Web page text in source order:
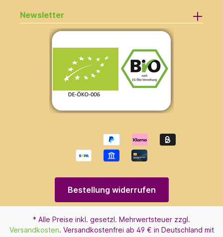
Newsletter
Bestellung widerrufen
* Alle Preise inkl. gesetzl. Mehrwertsteuer zzgl.
Versandkosten. Versandkostenfrei ab 49 € in Deutschland mit